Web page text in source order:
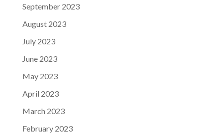
September 2023
August 2023
July 2023
June 2023
May 2023
April 2023
March 2023
February 2023